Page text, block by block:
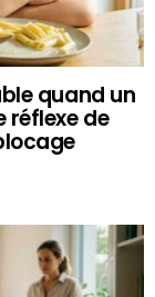
quand un
réflexe de